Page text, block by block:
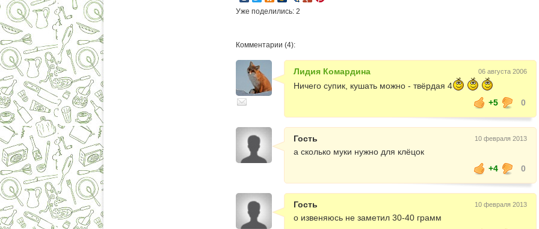
Уже поделились: 2
Комментарии (4):
Лидия Комардина 06 августа 2006
Ничего супик, кушать можно - твёрдая 4
+5
0
Гость 10 февраля 2013
а сколько муки нужно для клёцок
+4
0
Гость 10 февраля 2013
о извеняюсь не заметил 30-40 грамм